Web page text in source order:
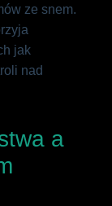
ze snem.
jak
nad
a